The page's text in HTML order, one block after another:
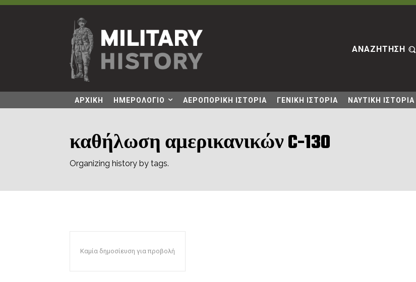
ΑΝΑΖΗΤΗΣΗ
ΑΡΧΙΚΗ ΗΜΕΡΟΛΟΓΙΟ ΑΕΡΟΠΟΡΙΚΗ ΙΣΤΟΡΙΑ ΓΕΝΙΚΗ ΙΣΤΟΡΙΑ ΝΑΥΤΙΚΗ ΙΣΤΟΡΙΑ
καθήλωση αμερικανικών C-130
Organizing history by tags.
Καμία δημοσίευση για προβολή